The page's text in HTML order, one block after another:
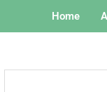
Home